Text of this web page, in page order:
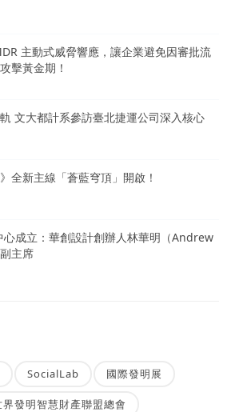
主動式威脅響應，讓企業避免因審批流
擊黃金期！
文大都計系參訪臺北捷運公司深入核心
全新主線「蒼藍穹頂」開啟！
心成立：華創設計創辦人林華明（Andrew
主席
SocialLab 國際發明展
界發明智慧財產聯盟總會